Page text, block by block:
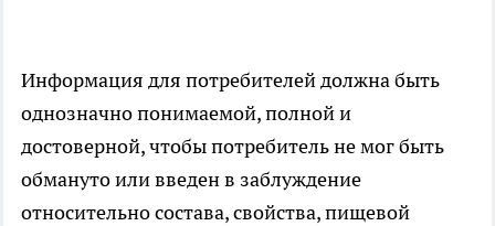
Информация для потребителей должна быть
однозначно понимаемой, полной и
достоверной, чтобы потребитель не мог быть
обмануто или введен в заблуждение
относительно состава, свойства, пищевой